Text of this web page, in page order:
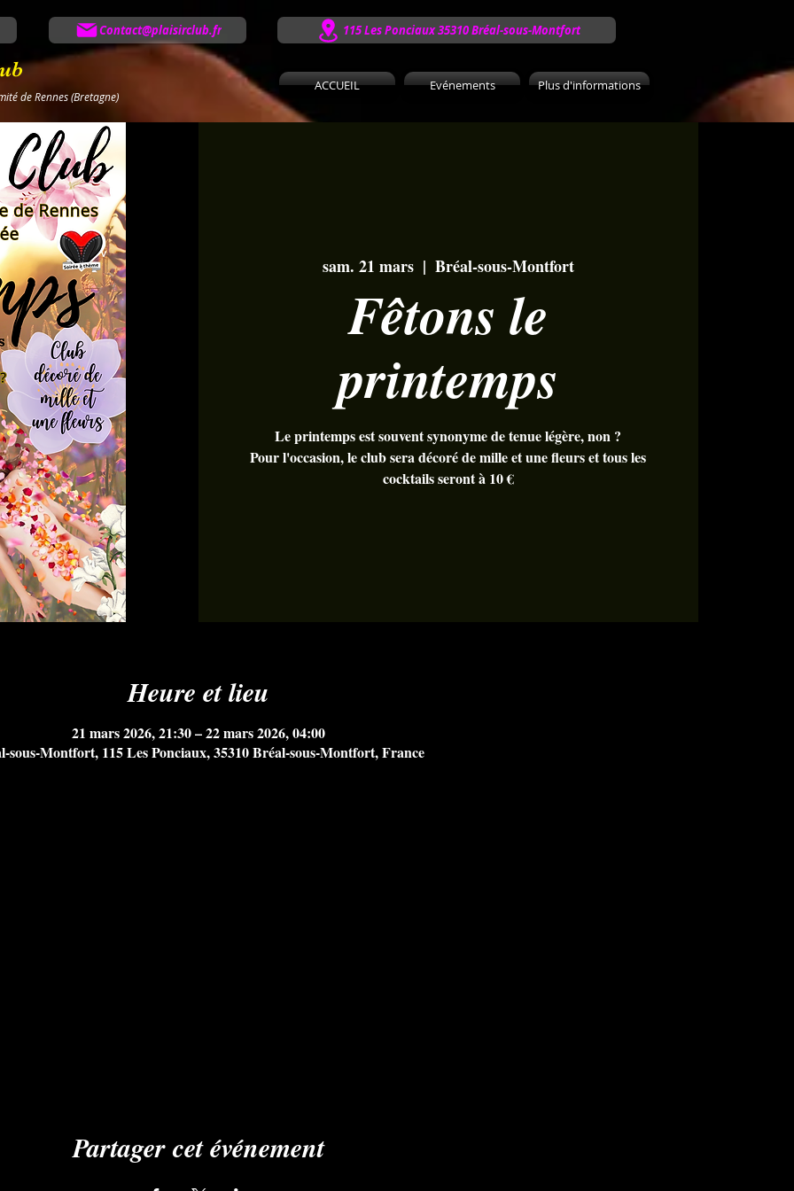
de Rennes (Bretagne)
ACCUEIL Evénements Plus d'informations
Contact@plaisirclub.fr 115 Les Ponciaux 35310 Bréal-sous-Montfort
sam. 21 mars
  |
Bréal-sous-Montfort
Fêtons le
printemps
Le printemps est souvent synonyme de tenue légère, non ?
Pour l'occasion, le club sera décoré de mille et une fleurs et tous les
cocktails seront à 10 €
Heure et lieu
21 mars 2026, 21:30 – 22 mars 2026, 04:00
sous-Montfort, 115 Les Ponciaux, 35310 Bréal-sous-Montfort, France
Partager cet événement